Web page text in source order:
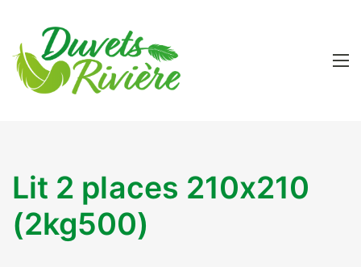
Lit 2 places 210x210
(2kg500)